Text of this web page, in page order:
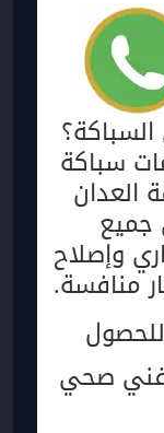
سباكة
العدان
وإصلاح
منافسة.
للحصول
صحي